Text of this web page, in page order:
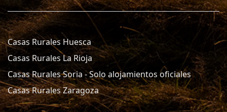
Casas Rurales Huesca
Casas Rurales La Rioja
Casas Rurales Soria - Solo alojamientos oficiales
Casas Rurales Zaragoza